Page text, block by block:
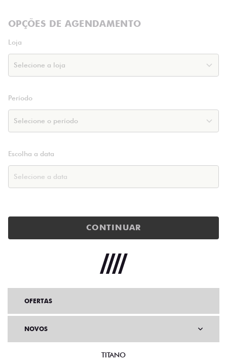
OPÇÕES DE AGENDAMENTO
Loja
Período
Escolha a data
CONTINUAR
OFERTAS
NOVOS
TITANO